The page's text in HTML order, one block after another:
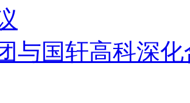
与国轩高科深